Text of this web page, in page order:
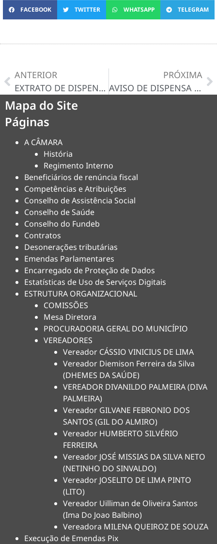
FACEBOOK TWITTER WHATSAPP TELEGRAM
ANTERIOR
EXTRATO DE DISPENSA DE LICITAÇAO N° 044/2024
PRÓXIMA
AVISO DE DISPENSA N° 048/2024-D
Mapa do Site
Páginas
A CÂMARA
História
Regimento Interno
Beneficiários de renúncia fiscal
Competências e Atribuições
Conselho de Assistência Social
Conselho de Saúde
Conselho do Fundeb
Contratos
Desonerações tributárias
Emendas Parlamentares
Encarregado de Proteção de Dados
Estatísticas de Uso de Serviços Digitais
ESTRUTURA ORGANIZACIONAL
COMISSÕES
Mesa Diretora
PROCURADORIA GERAL DO MUNICÍPIO
VEREADORES
Vereador CÁSSIO VINICIUS DE LIMA
Vereador Diemison Ferreira da Silva
(DHEMES DA SAÚDE)
VEREADOR DIVANILDO PALMEIRA (DIVA
PALMEIRA)
Vereador GILVANE FEBRONIO DOS
SANTOS (GIL DO ALMIRO)
Vereador HUMBERTO SILVÉRIO
FERREIRA
Vereador JOSÉ MISSIAS DA SILVA NETO
(NETINHO DO SINVALDO)
Vereador JOSELITO DE LIMA PINTO
(LITO)
Vereador Uilliman de Oliveira Santos
(Ima Do Joao Balbino)
Vereadora MILENA QUEIROZ DE SOUZA
Execução de Emendas Pix